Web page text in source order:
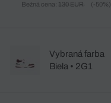
Bežná cena: 130 EUR (-50%)
Vybraná farba
Biela • 2G1